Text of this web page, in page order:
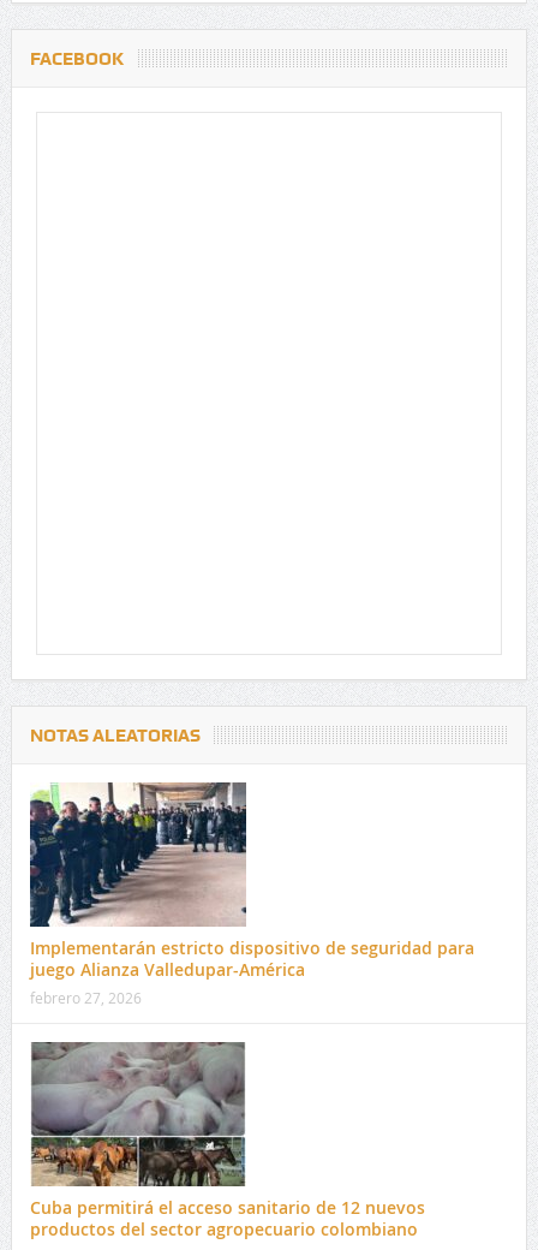
FACEBOOK
NOTAS ALEATORIAS
Implementarán estricto dispositivo de seguridad para
juego Alianza Valledupar-América
febrero 27, 2026
Cuba permitirá el acceso sanitario de 12 nuevos
productos del sector agropecuario colombiano